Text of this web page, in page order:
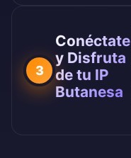
3
Conéctate
y Disfruta
de tu IP
Butanesa